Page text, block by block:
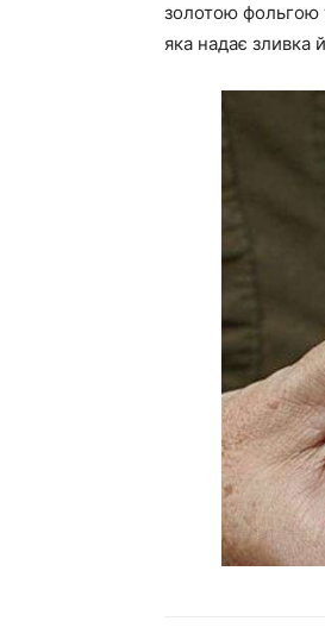
золотою фольгою
яка надає зливка